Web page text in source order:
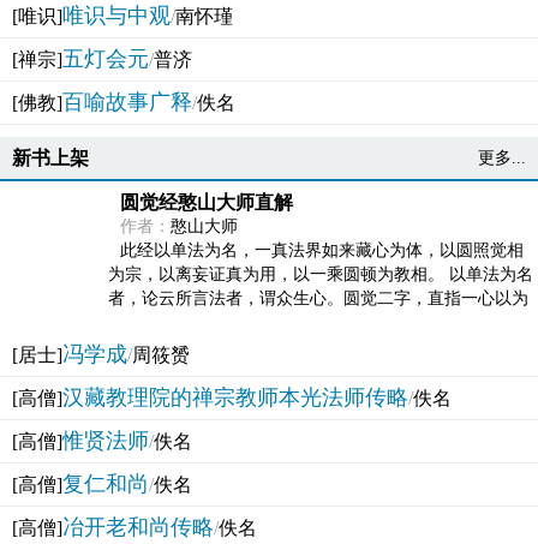
[唯识]唯识与中观/南怀瑾
[禅宗]五灯会元/普济
[佛教]百喻故事广释/佚名
新书上架 更多...
圆觉经憨山大师直解
作者： 憨山大师
此经以单法为名，一真法界如来藏心为体，以圆照觉相
为宗，以离妄证真为用，以一乘圆顿为教相。 以单法为名
者，论云所言法者，谓众生心。圆觉二字，直指一心以为
[居士]冯学成/周筱赟
[高僧]汉藏教理院的禅宗教师本光法师传略/佚名
[高僧]惟贤法师/佚名
[高僧]复仁和尚/佚名
[高僧]冶开老和尚传略/佚名